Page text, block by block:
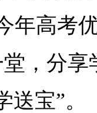
年高考
，分
宝”。